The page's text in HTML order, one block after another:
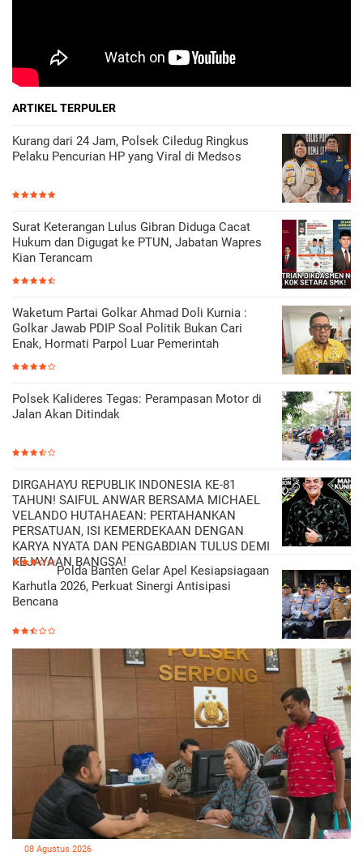
ARTIKEL TERPULER
Kurang dari 24 Jam, Polsek Ciledug Ringkus
Pelaku Pencurian HP yang Viral di Medsos
Surat Keterangan Lulus Gibran Diduga Cacat
Hukum dan Digugat ke PTUN, Jabatan Wapres
Kian Terancam
Waketum Partai Golkar Ahmad Doli Kurnia :
Golkar Jawab PDIP Soal Politik Bukan Cari
Enak, Hormati Parpol Luar Pemerintah
Polsek Kalideres Tegas: Perampasan Motor di
Jalan Akan Ditindak
DIRGAHAYU REPUBLIK INDONESIA KE-81
TAHUN! SAIFUL ANWAR BERSAMA MICHAEL
VELANDO HUTAHAEAN: PERTAHANKAN
PERSATUAN, ISI KEMERDEKAAN DENGAN
KARYA NYATA DAN PENGABDIAN TULUS DEMI
KEJAYAAN BANGSA!
Polda Banten Gelar Apel Kesiapsiagaan
Karhutla 2026, Perkuat Sinergi Antisipasi
Bencana
08 Agustus 2026